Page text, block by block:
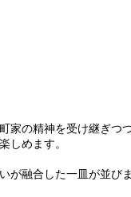
家の精神を受け継ぎつ
しめます。
が融合した一皿が並びま